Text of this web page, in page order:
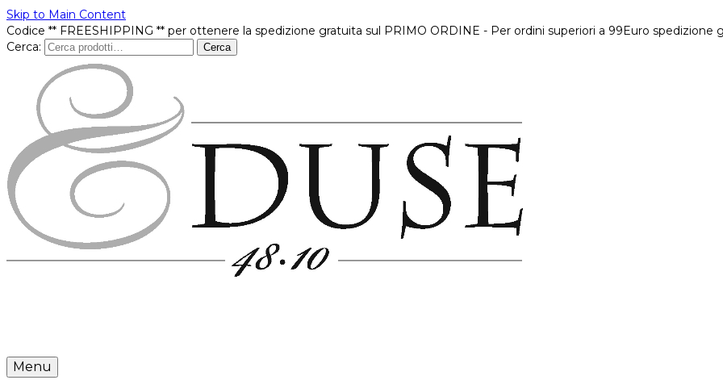
Skip to Main Content
Codice ** FREESHIPPING ** per ottenere la spedizione gratuita sul PRIMO ORDINE - Per ordini superiori a 99Euro spedizione
Cerca:
Cerca
Menu